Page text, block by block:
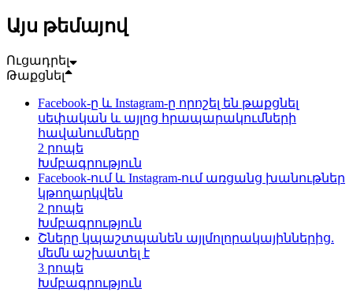
Այս թեմայով
Ուցադրել
Թաքցնել
Facebook-ը և Instagram-ը որոշել են թաքցնել
սեփական և այլոց հրապարակումների
հավանումները
2 րոպե
Խմբագրություն
Facebook-ում և Instagram-ում առցանց խանութներ
կթողարկվեն
2 րոպե
Խմբագրություն
Շները կպաշտպանեն այլմոլորակայիններից.
մեմն աշխատել է
3 րոպե
Խմբագրություն